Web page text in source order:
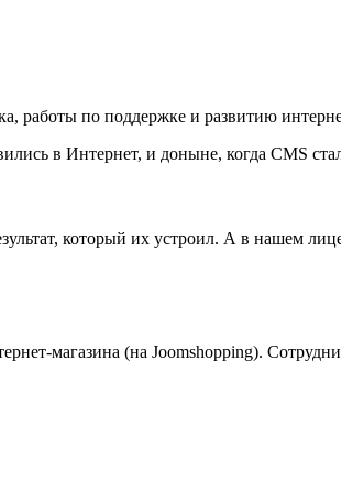
работы по поддержке и развитию
в Интернет, и доныне, когда CMS
который их устроил. А в нашем
магазина (на Joomshopping).